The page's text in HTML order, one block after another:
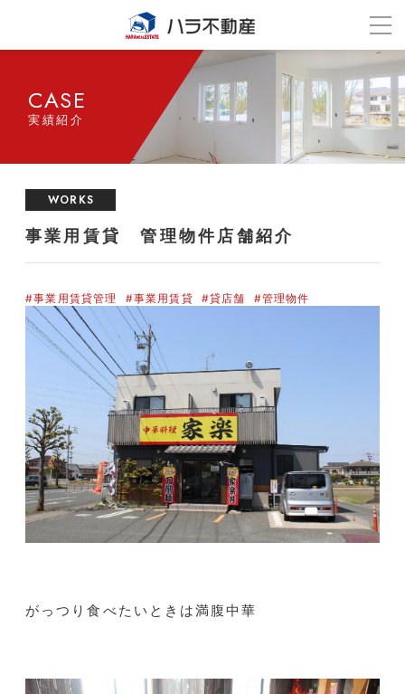
CASE
実績紹介
WORKS
事業用賃貸 管理物件店舗紹介
#事業用賃貸管理 #事業用賃貸 #貸店舗 #管理物件
がっつり食べたいときは満腹中華